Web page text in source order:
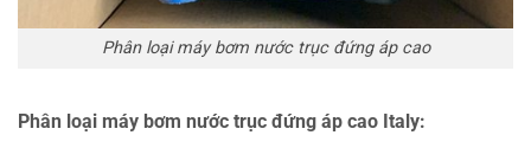
Phân loại máy bơm nước trục đứng áp cao
Phân loại máy bơm nước trục đứng áp cao Italy: